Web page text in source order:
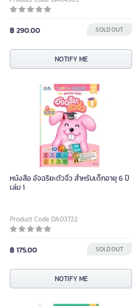
฿ 290.00 SOLD OUT
NOTIFY ME
หนังสือ อัจฉริยะตัวจิ๋ว สำหรับเด็กอายุ 6 ปี
เล่ม 1
Product Code DA03722
฿ 175.00 SOLD OUT
NOTIFY ME